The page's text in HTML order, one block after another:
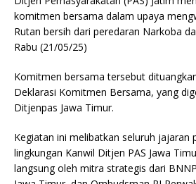
komitmen bersama dalam upaya
Rutan bersih dari peredaran Narkoba
Rabu (21/05/25)
Komitmen bersama tersebut
Deklarasi Komitmen Bersama, yang
Ditjenpas Jawa Timur.
Kegiatan ini melibatkan seluruh jajaran
lingkungan Kanwil Ditjen PAS Jawa
langsung oleh mitra strategis dari